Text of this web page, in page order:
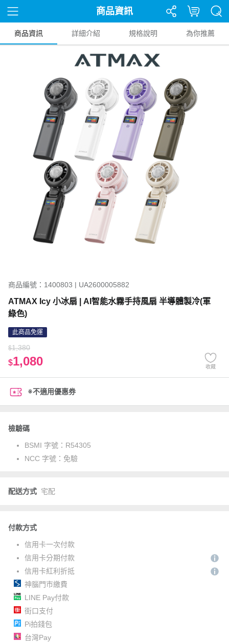
商品資訊
商品資訊 詳細介紹 規格說明 為你推薦
商品編號：1400803 | UA2600005882
ATMAX Icy 小冰扇 | AI智能水霧手持風扇 半導體製冷(軍
綠色)
此商品免運
$1,380
$1,080 收藏
※不適用優惠券
檢驗碼
BSMI 字號： R54305
NCC 字號： 免驗
配送方式 宅配
付款方式
信用卡一次付款
信用卡分期付款
信用卡紅利折抵
神腦門市繳費
LINE Pay付款
街口支付
Pi拍錢包
台灣Pay